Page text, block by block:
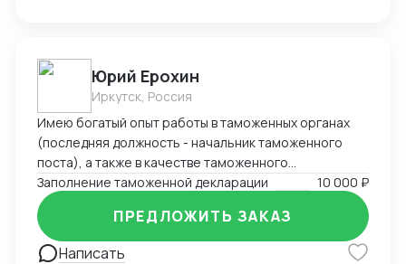
Юрий Ерохин
Иркутск, Россия
Имею богатый опыт работы в таможенных органах
(последняя должность - начальник таможенного
поста), а также в качестве таможенного
представителя. Два высших образования -
таможенное дело и юриспруденция.
Заполнение таможенной декларации 10 000 ₽
Написать
ПРЕДЛОЖИТЬ ЗАКАЗ